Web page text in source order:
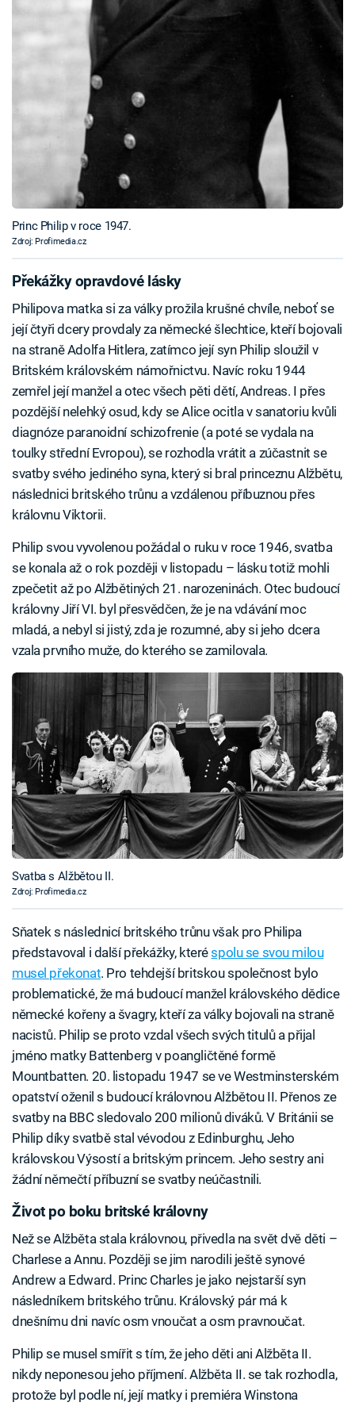
Princ Philip v roce 1947.
Zdroj: Profimedia.cz
Překážky opravdové lásky
Philipova matka si za války prožila krušné chvíle, neboť se
její čtyři dcery provdaly za německé šlechtice, kteří bojovali
na straně Adolfa Hitlera, zatímco její syn Philip sloužil v
Britském královském námořnictvu. Navíc roku 1944
zemřel její manžel a otec všech pěti dětí, Andreas. I přes
pozdější nelehký osud, kdy se Alice ocitla v sanatoriu kvůli
diagnóze paranoidní schizofrenie (a poté se vydala na
toulky střední Evropou), se rozhodla vrátit a zúčastnit se
svatby svého jediného syna, který si bral princeznu Alžbětu,
následnici britského trůnu a vzdálenou příbuznou přes
královnu Viktorii.
Philip svou vyvolenou požádal o ruku v roce 1946, svatba
se konala až o rok později v listopadu – lásku totiž mohli
zpečetit až po Alžbětiných 21. narozeninách. Otec budoucí
královny Jiří VI. byl přesvědčen, že je na vdávání moc
mladá, a nebyl si jistý, zda je rozumné, aby si jeho dcera
vzala prvního muže, do kterého se zamilovala.
Svatba s Alžbětou II.
Zdroj: Profimedia.cz
Sňatek s následnicí britského trůnu však pro Philipa
představoval i další překážky, kteréspolu se svou milou
musel překonat. Pro tehdejší britskou společnost bylo
problematické, že má budoucí manžel královského dědice
německé kořeny a švagry, kteří za války bojovali na straně
nacistů. Philip se proto vzdal všech svých titulů a přijal
jméno matky Battenberg v poangličtěné formě
Mountbatten. 20. listopadu 1947 se ve Westminsterském
opatství oženil s budoucí královnou Alžbětou II. Přenos ze
svatby na BBC sledovalo 200 milionů diváků. V Británii se
Philip díky svatbě stal vévodou z Edinburghu, Jeho
královskou Výsostí a britským princem. Jeho sestry ani
žádní němečtí příbuzní se svatby neúčastnili.
Život po boku britské královny
Než se Alžběta stala královnou, přivedla na svět dvě děti –⁠
Charlese a Annu. Později se jim narodili ještě synové
Andrew a Edward. Princ Charles je jako nejstarší syn
následníkem britského trůnu. Královský pár má k
dnešnímu dni navíc osm vnoučat a osm pravnoučat.
Philip se musel smířit s tím, že jeho děti ani Alžběta II.
nikdy neponesou jeho příjmení. Alžběta II. se tak rozhodla,
protože byl podle ní, její matky i premiéra Winstona